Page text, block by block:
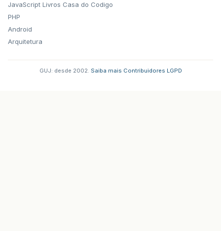
JavaScript
PHP
Android
Arquitetura
Livros Casa do Codigo
GUJ: desde 2002. Saiba mais Contribuidores LGPD